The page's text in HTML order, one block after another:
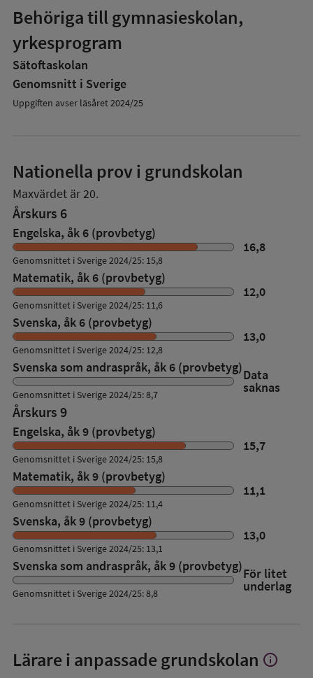
Behöriga till gymnasieskolan,
yrkesprogram
Sätoftaskolan
Genomsnitt i Sverige
Uppgiften avser läsåret 2024/25
Nationella prov i grundskolan
Maxvärdet är 20.
Årskurs 6
Engelska, åk 6 (provbetyg)
16,8
Genomsnittet i Sverige 2024/25: 15,8
Matematik, åk 6 (provbetyg)
12,0
Genomsnittet i Sverige 2024/25: 11,6
Svenska, åk 6 (provbetyg)
13,0
Genomsnittet i Sverige 2024/25: 12,8
Svenska som andraspråk, åk 6 (provbetyg)Data
saknas
Genomsnittet i Sverige 2024/25: 8,7
Årskurs 9
Engelska, åk 9 (provbetyg)
15,7
Genomsnittet i Sverige 2024/25: 15,8
Matematik, åk 9 (provbetyg)
11,1
Genomsnittet i Sverige 2024/25: 11,4
Svenska, åk 9 (provbetyg)
13,0
Genomsnittet i Sverige 2024/25: 13,1
Svenska som andraspråk, åk 9 (provbetyg)För litet
underlag
Genomsnittet i Sverige 2024/25: 8,8
Lärare i anpassade grundskolan Visa
info